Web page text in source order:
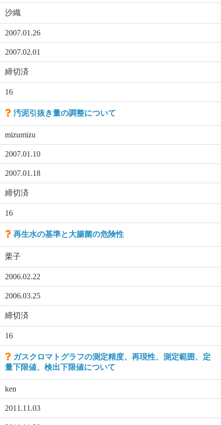
沙織
2007.01.26
2007.02.01
締切済
16
汚泥引抜き量の調整について
mizumizu
2007.01.10
2007.01.18
締切済
16
再生水の基準と大腸菌の危険性
栗子
2006.02.22
2006.03.25
締切済
16
ガスクロマトグラフの測定精度、再現性、測定範囲、定
量下限値、検出下限値について
ken
2011.11.03